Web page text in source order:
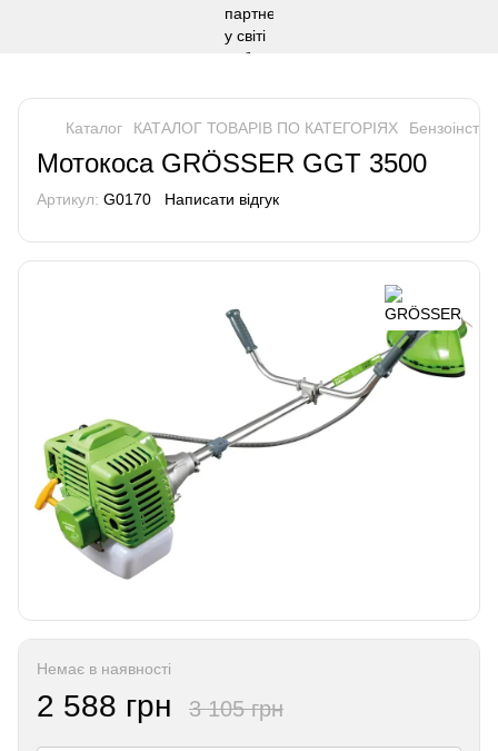
Каталог КАТАЛОГ ТОВАРІВ ПО КАТЕГОРІЯХ
Мотокоса GRÖSSER GGT 3500
Артикул: G0170 Написати відгук
Немає в наявності
2 588 грн 3 105 грн